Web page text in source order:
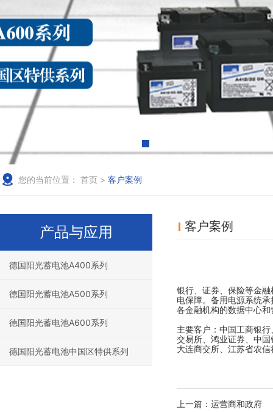
您的当前位置： 首页 > 客户案例
产品与应用
德国阳光蓄电池A400系列
德国阳光蓄电池A500系列
德国阳光蓄电池A600系列
德国阳光蓄电池中国区特供系列
客户案例
银行、证券、保险等金
电保障。备用电源系统
各金融机构的数据中心
主要客户：中国工商银
交易所、鸿业证券、中
大连商交所、江苏省农
上一篇： 运营商和政府